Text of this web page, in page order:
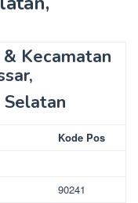
Kecamatan
Kode Pos
90241